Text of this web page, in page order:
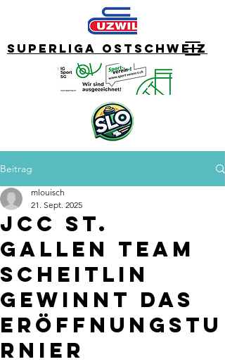
Superliga Ostschweiz
Beitrag
JCC St.
Gallen Team
Scheitlin
gewinnt das
Eröffnungstu
rnier
mlouisch
21. Sept. 2025